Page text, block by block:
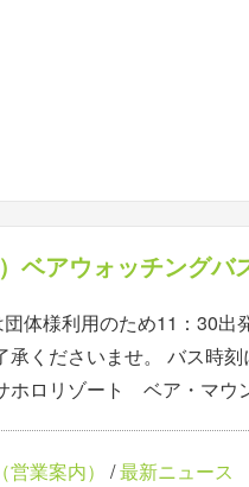
ベアウォッチングバ
体様利用のため11：30出
承くださいませ。 バス時
ホロリゾート ベア・マ
業案内） /最新ニュース